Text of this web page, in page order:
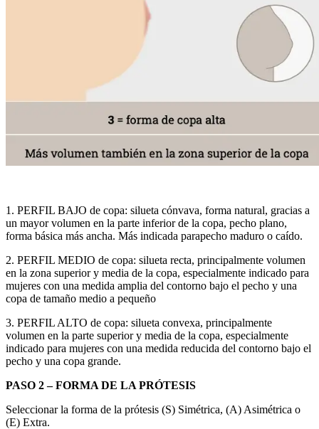
1. PERFIL BAJO de copa: silueta cónvava, forma natural, gracias a
un mayor volumen en la parte inferior de la copa, pecho plano,
forma básica más ancha. Más indicada parapecho maduro o caído.
2. PERFIL MEDIO de copa: silueta recta, principalmente volumen
en la zona superior y media de la copa, especialmente indicado para
mujeres con una medida amplia del contorno bajo el pecho y una
copa de tamaño medio a pequeño
3. PERFIL ALTO de copa: silueta convexa, principalmente
volumen en la parte superior y media de la copa, especialmente
indicado para mujeres con una medida reducida del contorno bajo el
pecho y una copa grande.
PASO 2 – FORMA DE LA PRÓTESIS
Seleccionar la forma de la prótesis (S) Simétrica, (A) Asimétrica o
(E) Extra.